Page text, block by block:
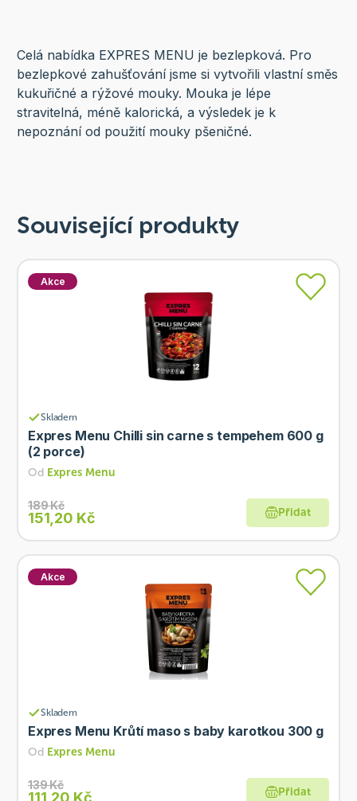
Celá nabídka EXPRES MENU je bezlepková. Pro
bezlepkové zahušťování jsme si vytvořili vlastní směs
kukuřičné a rýžové mouky. Mouka je lépe
stravitelná, méně kalorická, a výsledek je k
nepoznání od použití mouky pšeničné.
Související produkty
Akce
Skladem
Expres Menu Chilli sin carne s tempehem 600 g
(2 porce)
Od Expres Menu
189 Kč
151,20 Kč Přidat
Akce
Skladem
Expres Menu Krůtí maso s baby karotkou 300 g
Od Expres Menu
139 Kč
111,20 Kč Přidat